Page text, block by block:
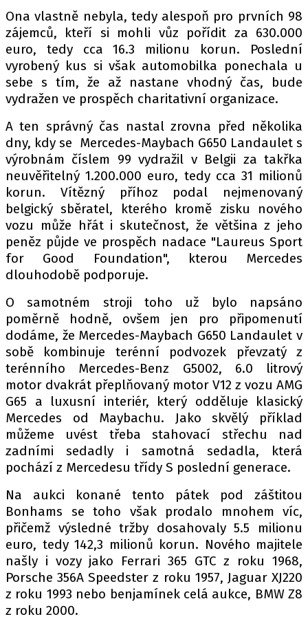
Máte příběh, fotku nebo video?
Pošlete e-mail na autoroad.cz
ETICKÝ KODEX
KONTAKT
INZERCE
OSOBNÍ ÚDAJE / COOKIES
Provozovatelem serveru autoroad.cz je
INCORP MEDIA GROUP s.r.o., IČ: 118 23 054
Ona vlastně nebyla, tedy alespoň pro prvních 98
zájemců, kteří si mohli vůz pořídit za 630.000
euro, tedy cca 16.3 milionu korun. Poslední
vyrobený kus si však automobilka ponechala u
sebe s tím, že až nastane vhodný čas, bude
vydražen ve prospěch charitativní organizace.
A ten správný čas nastal zrovna před několika
dny, kdy se Mercedes-Maybach G650 Landaulet s
výrobnám číslem 99 vydražil v Belgii za takřka
neuvěřitelný 1.200.000 euro, tedy cca 31 milionů
korun. Vítězný příhoz podal nejmenovaný
belgický sběratel, kterého kromě zisku nového
vozu může hřát i skutečnost, že většina z jeho
peněz půjde ve prospěch nadace "Laureus Sport
for Good Foundation", kterou Mercedes
dlouhodobě podporuje.
O samotném stroji toho už bylo napsáno
poměrně hodně, ovšem jen pro připomenutí
dodáme, že Mercedes-Maybach G650 Landaulet v
sobě kombinuje terénní podvozek převzatý z
terénního Mercedes-Benz G5002, 6.0 litrový
motor dvakrát přeplňovaný motor V12 z vozu AMG
G65 a luxusní interiér, který odděluje klasický
Mercedes od Maybachu. Jako skvělý příklad
můžeme uvést třeba stahovací střechu nad
zadními sedadly i samotná sedadla, která
pochází z Mercedesu třídy S poslední generace.
Na aukci konané tento pátek pod záštitou
Bonhams se toho však prodalo mnohem víc,
přičemž výsledné tržby dosahovaly 5.5 milionu
euro, tedy 142,3 milionů korun. Nového majitele
našly i vozy jako Ferrari 365 GTC z roku 1968,
Porsche 356A Speedster z roku 1957, Jaguar XJ220
z roku 1993 nebo benjamínek celá aukce, BMW Z8
z roku 2000.